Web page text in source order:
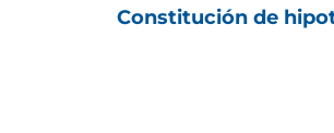
Constitución de